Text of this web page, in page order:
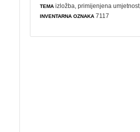
TEMA izložba ,primijenjena umjetnost
INVENTARNA OZNAKA 7117